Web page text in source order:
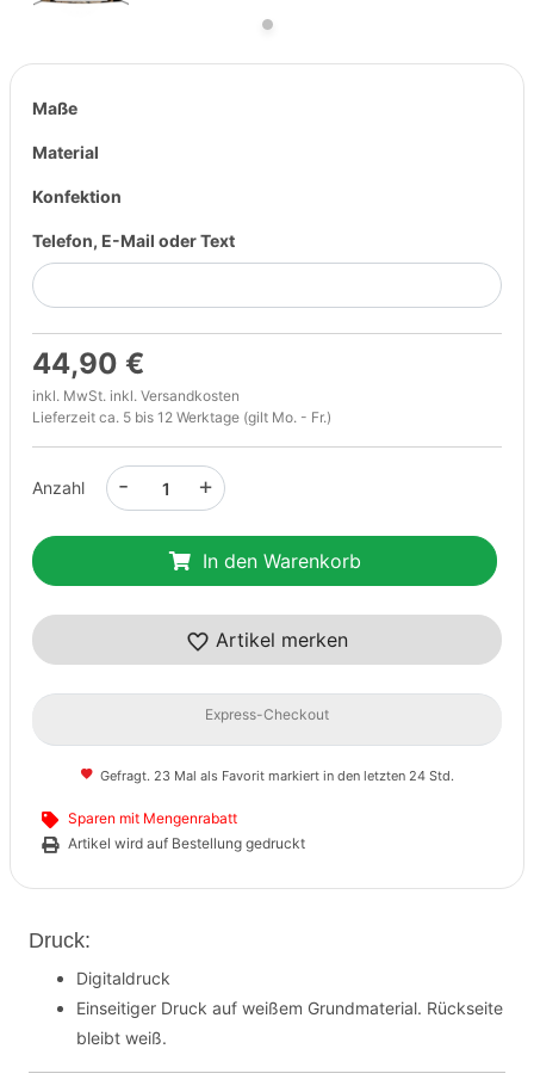
Maße
Material
Konfektion
Telefon, E-Mail oder Text
44,90 €
inkl. MwSt. inkl. Versandkosten
Lieferzeit ca. 5 bis 12 Werktage (gilt Mo. - Fr.)
Anzahl +
-
In den Warenkorb
Artikel merken
Express-Checkout
Gefragt. 23 Mal als Favorit markiert in den letzten 24 Std.
Sparen mit Mengenrabatt
Artikel wird auf Bestellung gedruckt
Druck:
Digitaldruck
Einseitiger Druck auf weißem Grundmaterial. Rückseite
bleibt weiß.